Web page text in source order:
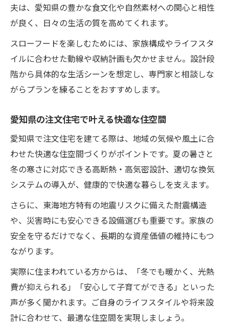
夫は、愛知県の豊かな食文化や自然素材への関心と相性
が良く、日々の生活の質を高めてくれます。
スローフードを楽しむためには、家族構成やライフスタ
イルに合わせた動線や収納計画も欠かせません。設計段
階から具体的な生活シーンを想定し、専門家と相談しな
がらプランを練ることをおすすめします。
愛知県の注文住宅で叶える快適な住空間
愛知県で注文住宅を建てる際は、地域の気候や風土に合
わせた快適な住空間づくりがポイントです。夏の暑さと
冬の寒さに対応できる高断熱・高気密設計、適切な換気
システムの導入が、健康的で快適な暮らしを支えます。
さらに、東海地方特有の地震リスクに備えた耐震構造
や、災害時にも安心できる設備選びも重要です。家族の
安全を守るだけでなく、長期的な資産価値の維持にもつ
ながります。
実際に住まわれている方からは、「冬でも暖かく、光熱
費が抑えられる」「安心して子育てができる」といった
声が多く聞かれます。ご自身のライフスタイルや将来設
計に合わせて、最適な住空間を実現しましょう。